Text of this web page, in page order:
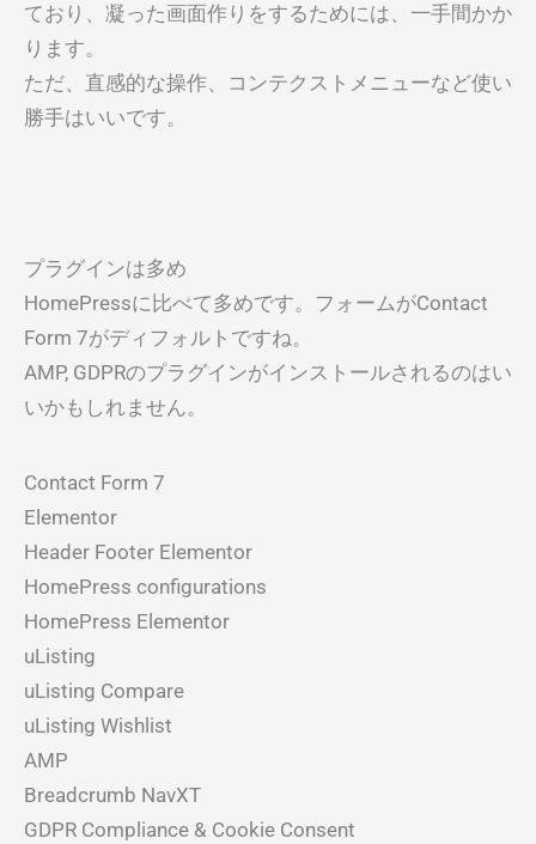
ており、凝った画面作りをするためには、一手間かか
ります。
ただ、直感的な操作、コンテクストメニューなど使い
勝手はいいです。
プラグインは多め
HomePressに比べて多めです。フォームがContact
Form 7がディフォルトですね。
AMP, GDPRのプラグインがインストールされるのはい
いかもしれません。
Contact Form 7
Elementor
Header Footer Elementor
HomePress configurations
HomePress Elementor
uListing
uListing Compare
uListing Wishlist
AMP
Breadcrumb NavXT
GDPR Compliance & Cookie Consent